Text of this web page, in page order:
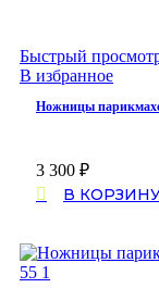
Быстрый
В избранное
Ножницы
3 300 ₽
В